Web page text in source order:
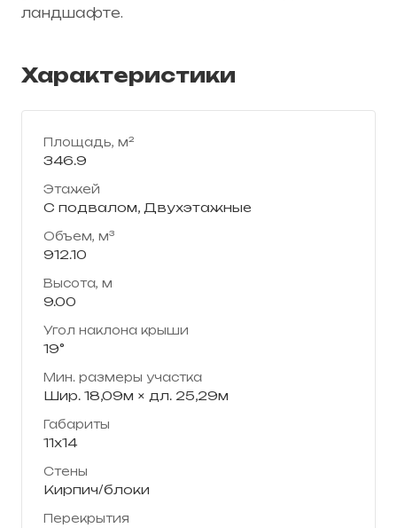
ландшафте.
Характеристики
Площадь, м²
346.9
Этажей
С подвалом, Двухэтажные
Объем, м³
912.10
Высота, м
9.00
Угол наклона крыши
19°
Мин. размеры участка
Шир. 18,09м × дл. 25,29м
Габариты
11х14
Стены
Кирпич/блоки
Перекрытия